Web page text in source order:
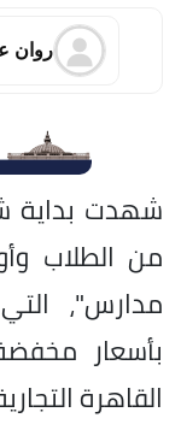
روان
شهدت بداية
من الطلاب
مدارس"،
القاهرة